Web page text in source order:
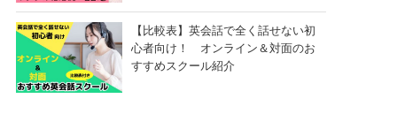
【比較表】英会話で全く話せない初
心者向け！ オンライン＆対面のお
すすめスクール紹介